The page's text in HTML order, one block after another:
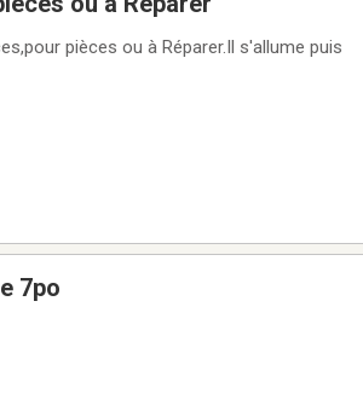
pièces ou à Réparer.Il s'allume puis
7po